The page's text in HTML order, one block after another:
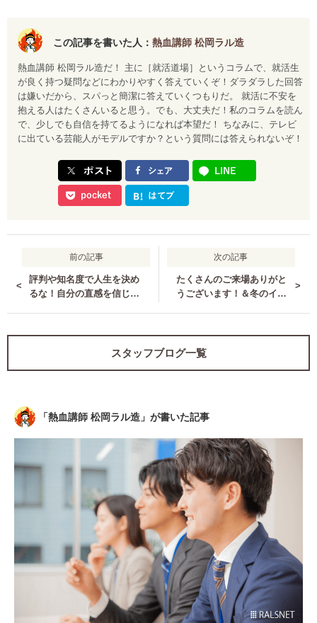
この記事を書いた人： 熱血講師 松岡ラル造
熱血講師 松岡ラル造だ！ 主に［就活道場］というコラムで、就活生
が良く持つ疑問などにわかりやすく答えていくぞ！ダラダラした回答
は嫌いだから、スパっと簡潔に答えていくつもりだ。 就活に不安を
抱える人はたくさんいると思う。でも、大丈夫だ！私のコラムを読ん
で、少しでも自信を持てるようになれば本望だ！ ちなみに、テレビ
に出ている芸能人がモデルですか？という質問には答えられないぞ！
前の記事
<
評判や知名度で人生を決め
るな！自分の直感を信じる
次の記事
たくさんのご来場ありがと
うございます！＆冬のイン
>
スタッフブログ一覧
「熱血講師 松岡ラル造 」が書いた記事